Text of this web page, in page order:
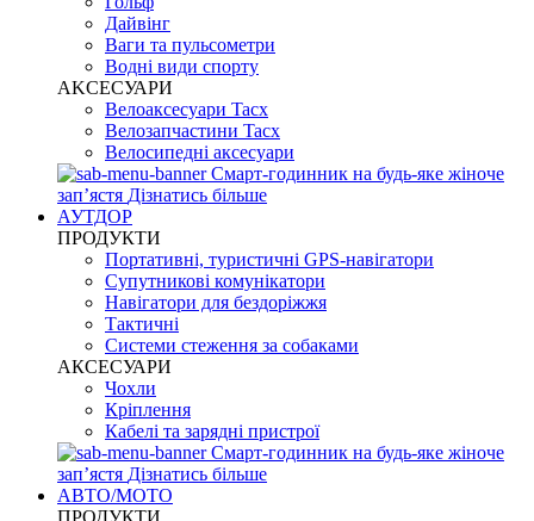
Дайвінг
Ваги та пульсометри
Водні види спорту
AKCЕСУАРИ
Велоаксесуари Tacx
Велозапчастини Tacx
Велосипедні аксесуари
Смарт-годинник на будь-яке жіноче
запʼястя Дізнатись більше
АУТДОР
ПРОДУКТИ
Портативні, туристичні GPS-навігатори
Супутникові комунікатори
Навігатори для бездоріжжя
Тактичні
Системи стеження за собаками
АКСЕСУАРИ
Чохли
Кріплення
Кабелі та зарядні пристрої
Смарт-годинник на будь-яке жіноче
запʼястя Дізнатись більше
АВТО/МОТО
ПРОДУКТИ